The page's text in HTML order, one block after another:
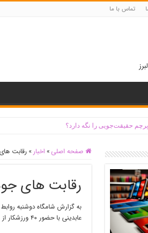
تماس با ما
حقیقت‌جویی را نگه دارد؟
صفحه اصلی » اخبار » رقابت
رقابت های
به گزارش شامگاه دوشنبه
عابدینی با حضور ۴۰ ورزشکار از ۱۲ استان کشور در خانه جودو البرز برگزار شد.